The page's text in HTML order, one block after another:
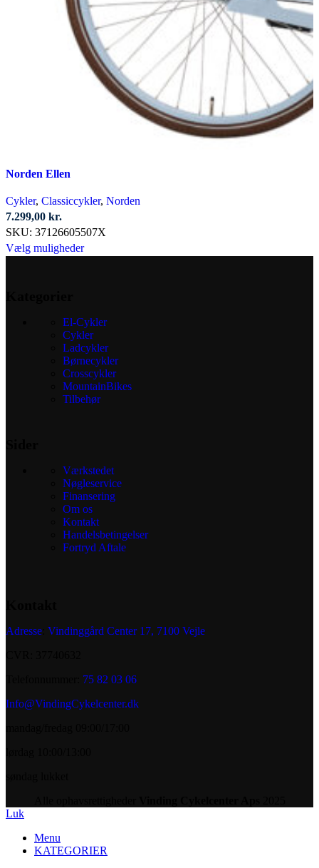
Norden Ellen
Cykler, Classiccykler, Norden
7.299,00 kr.
SKU: 37126605507X
Vælg mulighederDette
Mulighederne
kan
vælges
på
varesiden
El-Cykler
Cykler
Ladcykler
Børnecykler
Crosscykler
MountainBikes
Tilbehør
Værkstedet
Nøgleservice
Finansering
Om os
Kontakt
Handelsbetingelser
Fortryd Aftale
Adresse Vindinggård Center 17, 7100 Vejle
75 82 03 06
Info@VindingCykelcenter.dk
Luk
Menu
KATEGORIER